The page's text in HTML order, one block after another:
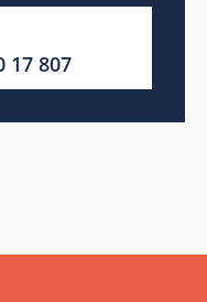
17 807